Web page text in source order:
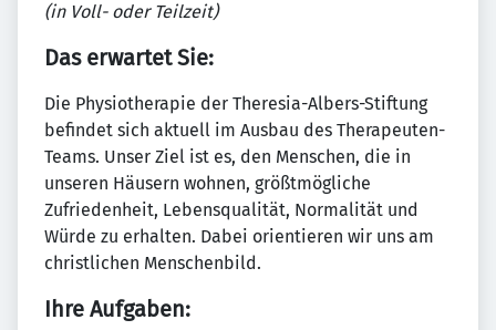
(in Voll- oder Teilzeit)
Das erwartet Sie:
Die Physiotherapie der Theresia-Albers-Stiftung
befindet sich aktuell im Ausbau des Therapeuten-
Teams. Unser Ziel ist es, den Menschen, die in
unseren Häusern wohnen, größtmögliche
Zufriedenheit, Lebensqualität, Normalität und
Würde zu erhalten. Dabei orientieren wir uns am
christlichen Menschenbild.
Ihre Aufgaben: